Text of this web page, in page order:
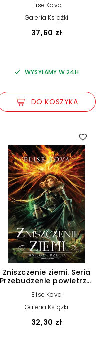
Elise Kova
Galeria Książki
37,60 zł
WYSYŁAMY W 24H
DO KOSZYKA
4.75
Zniszczenie ziemi. Seria
Przebudzenie powietrza.
Elise Kova
Galeria Książki
32,30 zł